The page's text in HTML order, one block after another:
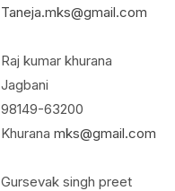
Taneja.mks@gmail.com
Raj kumar khurana
Jagbani
98149-63200
Khurana mks@gmail.com
Gursevak singh preet